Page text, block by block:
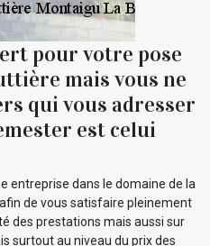
pour votre pose
mais vous ne
qui vous adresser
est celui
entreprise dans le domaine de la
de vous satisfaire pleinement
des prestations mais aussi sur
surtout au niveau du prix des